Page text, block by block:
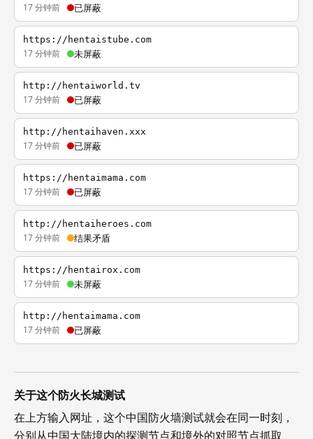
17 分钟前 已屏蔽
https://hentaistube.com
17 分钟前 未屏蔽
http://hentaiworld.tv
17 分钟前 已屏蔽
http://hentaihaven.xxx
17 分钟前 已屏蔽
https://hentaimama.com
17 分钟前 已屏蔽
http://hentaiheroes.com
17 分钟前 结果矛盾
https://hentairox.com
17 分钟前 未屏蔽
http://hentaimama.com
17 分钟前 已屏蔽
关于这个防火长城测试
在上方输入网址，这个中国防火墙测试就会在同一时刻，
分别从中国大陆境内的探测节点和境外的对照节点抓取